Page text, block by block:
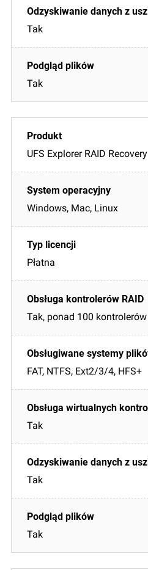
Tak
Tak
UFS Explorer RAID Recovery
Windows, Mac, Linux
Płatna
Tak, ponad 100 kontrolerów
FAT, NTFS, Ext2/3/4, HFS+
Tak
Tak
Tak